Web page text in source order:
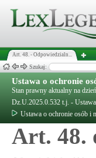
Art. 48. - Odpowiedzialn...
Szukaj:
Ustawa o ochronie
Stan prawny aktualny na
Dz.U.2025.0.532 t.j. -
Ustawa o ochronie osób i
Art. 48.